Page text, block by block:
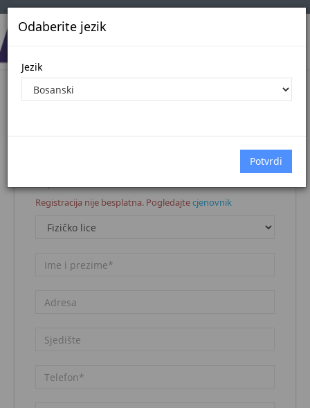
Odaberite jezik
Jezik
Registracija korisnika
Registracija nije besplatna. Pogledajtecjenovnik